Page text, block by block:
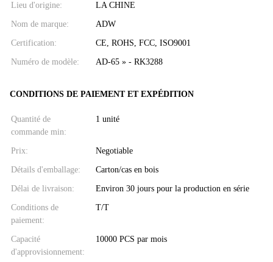
Lieu d'origine: LA CHINE
Nom de marque: ADW
Certification: CE, ROHS, FCC, ISO9001
Numéro de modèle: AD-65 » - RK3288
CONDITIONS DE PAIEMENT ET EXPÉDITION
Quantité de
commande min:
1 unité
Prix: Negotiable
Détails d'emballage: Carton/cas en bois
Délai de livraison: Environ 30 jours pour la production en série
Conditions de
paiement:
T/T
Capacité
d'approvisionnement:
10000 PCS par mois